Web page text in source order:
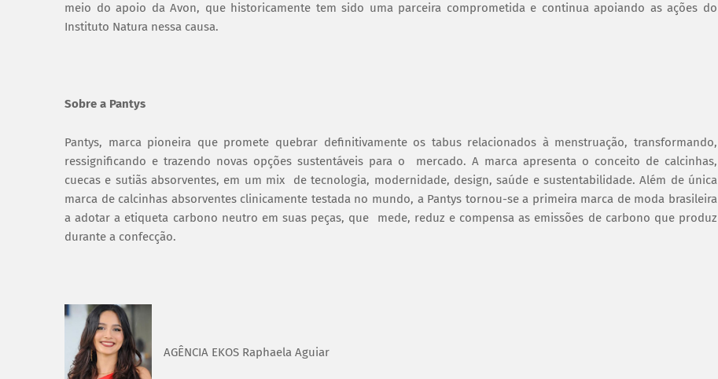
meio do apoio da Avon, que historicamente tem sido uma parceira comprometida e continua apoiando as ações do
Instituto Natura nessa causa.
Sobre a Pantys
Pantys, marca pioneira que promete quebrar definitivamente os tabus relacionados à menstruação, transformando,
ressignificando e trazendo novas opções sustentáveis para o mercado. A marca apresenta o conceito de calcinhas,
cuecas e sutiãs absorventes, em um mix de tecnologia, modernidade, design, saúde e sustentabilidade. Além de única
marca de calcinhas absorventes clinicamente testada no mundo, a Pantys tornou-se a primeira marca de moda brasileira
a adotar a etiqueta carbono neutro em suas peças, que mede, reduz e compensa as emissões de carbono que produz
durante a confecção.
AGÊNCIA EKOS Raphaela Aguiar